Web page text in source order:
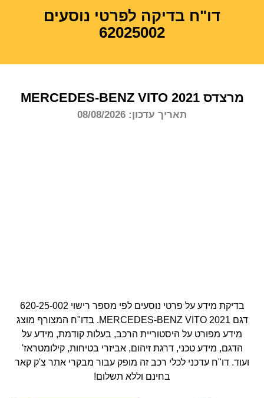
דו"ח בדיקה לפרטי נוסעים
62025002
מרצדס MERCEDES-BENZ VITO 2021
תאריך עדכון: 08/08/2026
בדיקת מידע על פרטי נוסעים לפי מספר רישוי 620-25-002
דגם MERCEDES-BENZ VITO 2021.
בדו"ח המצורף מוצג
מידע מפורט על היסטוריית הרכב, בעלות קודמת, מידע על
הדגם, מידע טכני, דרגת זיהום, אביזרי בטיחות, קילומטראז'
ועוד. דו"ח עדכני לכלי רכב זה מופק עבור מבקרי אתר צ'ק קאר
בחינם וללא תשלום!